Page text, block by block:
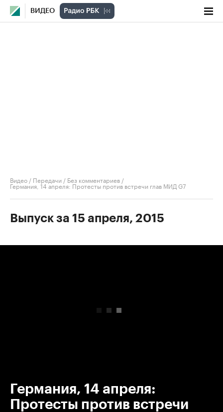
ВИДЕО
Видео / Передачи / Без комментариев /
Германия, 14 апреля: Протесты против встречи глав МИД G7
Выпуск за 15 апреля, 2015
Германия, 14 апреля:
Протесты против встречи